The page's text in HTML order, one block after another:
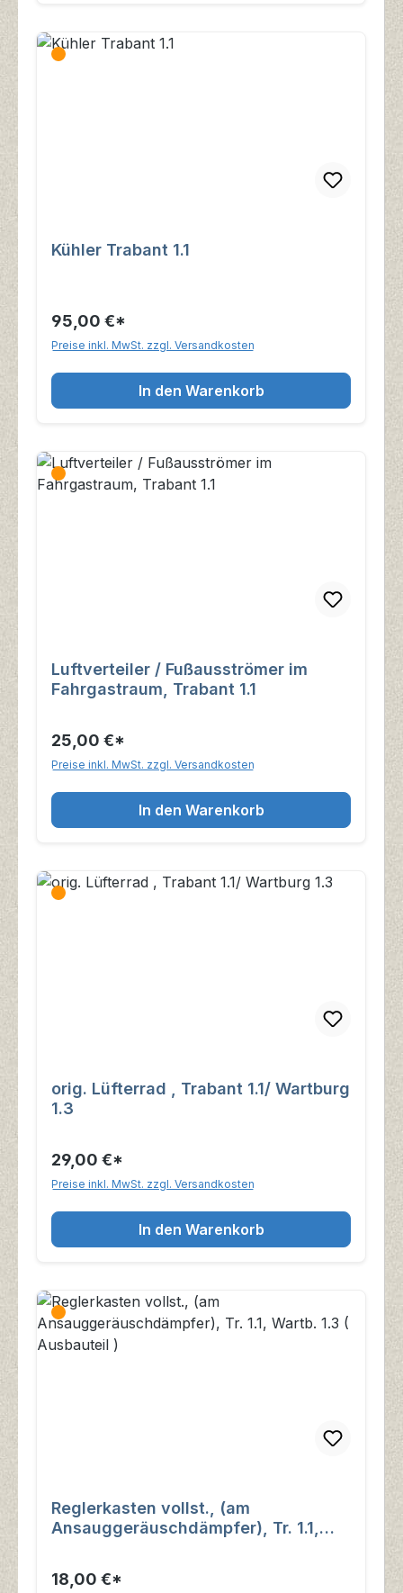
Kühler Trabant 1.1
95,00 €*
Preise inkl. MwSt. zzgl. Versandkosten
In den Warenkorb
Luftverteiler / Fußausströmer im
Fahrgastraum, Trabant 1.1
25,00 €*
Preise inkl. MwSt. zzgl. Versandkosten
In den Warenkorb
orig. Lüfterrad , Trabant 1.1/ Wartburg
1.3
29,00 €*
Preise inkl. MwSt. zzgl. Versandkosten
In den Warenkorb
Reglerkasten vollst., (am
Ansauggeräuschdämpfer), Tr. 1.1,
18,00 €*